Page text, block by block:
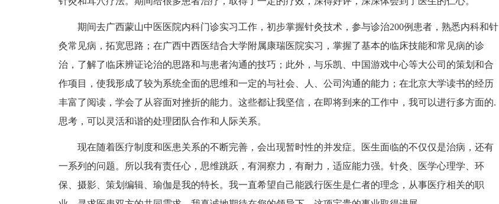
期间去广西蒙山中医医院内科门诊实习工作，初步掌握针灸技术，参与诊治200例患者，熟悉内科和针
灸常见病，拓宽思路；在广西中西医结合大学附属康瑞医院实习，掌握了基本的临床技能和常见病的诊
治，了解了临床辨证论治的思路和与患者沟通的技巧；此外，与乐凯、中国游戏中心等大公司的策划和合
作项目，使我形成了较为系统全面的思维和一定的与社会、人、公司沟通的能力；在北京大学读书的经历
丰富了阅读，学会了从容面对挫折的能力。这些都让我坚信，在即将到来的工作中，我可以进行多方面的.
思考，可以灵活和谐的处理团队合作和人际关系。
现在随着医疗制度和医患关系的不断完善，会出现暂时性的并发症。医生面临的不仅仅是治病，还有
一系列的问题。所以我有责任心，思维跳跃，有洞察力，有耐力，适应能力强。针灸、医学心理学、环
保、摄影、策划编辑、瑜伽是我的特长。我一直希望自己能践行医生是仁者的理念，从事医疗相关的职